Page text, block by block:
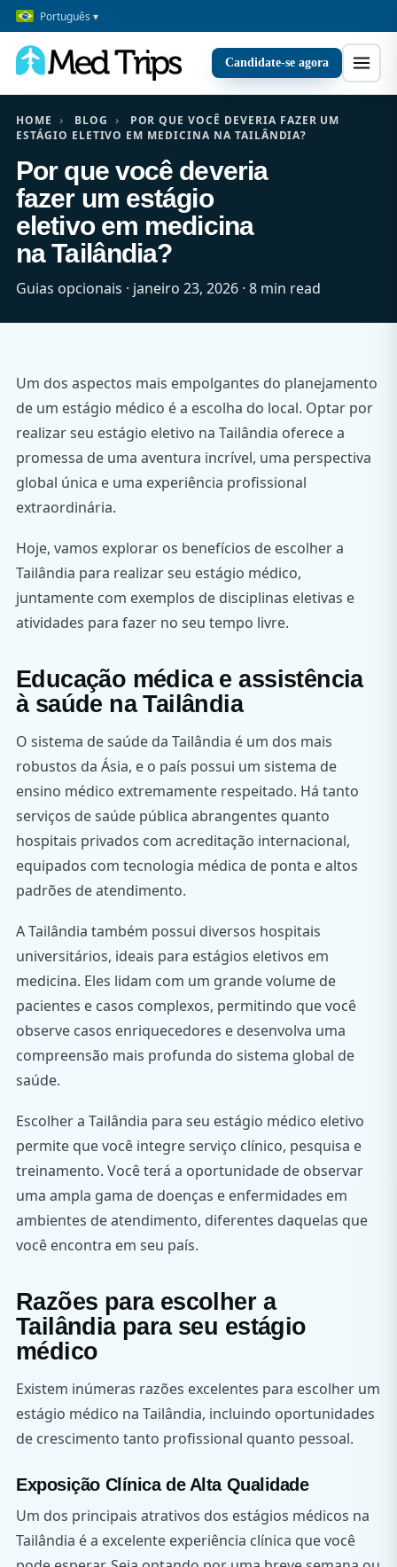
Português ▾
Candidate-se agora
HOME › BLOG ›
POR QUE VOCÊ DEVERIA FAZER UM
ESTÁGIO ELETIVO EM MEDICINA NA TAILÂNDIA?
Por que você deveria
fazer um estágio
eletivo em medicina
na Tailândia?
Guias opcionais · janeiro 23, 2026 · 8 min read
Um dos aspectos mais empolgantes do planejamento
de um estágio médico é a escolha do local. Optar por
realizar seu estágio eletivo na Tailândia oferece a
promessa de uma aventura incrível, uma perspectiva
global única e uma experiência profissional
extraordinária.
Hoje, vamos explorar os benefícios de escolher a
Tailândia para realizar seu estágio médico,
juntamente com exemplos de disciplinas eletivas e
atividades para fazer no seu tempo livre.
Educação médica e assistência
à saúde na Tailândia
O sistema de saúde da Tailândia é um dos mais
robustos da Ásia, e o país possui um sistema de
ensino médico extremamente respeitado. Há tanto
serviços de saúde pública abrangentes quanto
hospitais privados com acreditação internacional,
equipados com tecnologia médica de ponta e altos
padrões de atendimento.
A Tailândia também possui diversos hospitais
universitários, ideais para estágios eletivos em
medicina. Eles lidam com um grande volume de
pacientes e casos complexos, permitindo que você
observe casos enriquecedores e desenvolva uma
compreensão mais profunda do sistema global de
saúde.
Escolher a Tailândia para seu estágio médico eletivo
permite que você integre serviço clínico, pesquisa e
treinamento. Você terá a oportunidade de observar
uma ampla gama de doenças e enfermidades em
ambientes de atendimento, diferentes daquelas que
você encontra em seu país.
Razões para escolher a
Tailândia para seu estágio
médico
Existem inúmeras razões excelentes para escolher um
estágio médico na Tailândia, incluindo oportunidades
de crescimento tanto profissional quanto pessoal.
Exposição Clínica de Alta Qualidade
Um dos principais atrativos dos estágios médicos na
Tailândia é a excelente experiência clínica que você